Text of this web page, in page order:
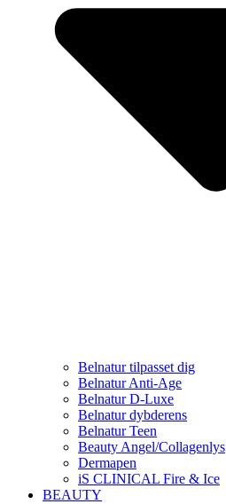
Belnatur tilpasset dig
Belnatur Anti-Age
Belnatur D-Luxe
Belnatur dybderens
Belnatur Teen
Beauty Angel/Collagenlys
Dermapen
iS CLINICAL Fire & Ice
BEAUTY